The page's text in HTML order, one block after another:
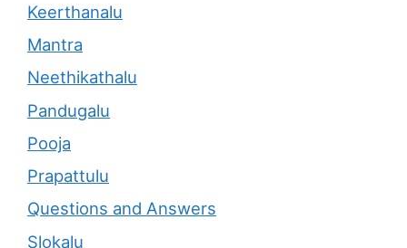
Keerthanalu
Mantra
Neethikathalu
Pandugalu
Pooja
Prapattulu
Questions and Answers
Slokalu